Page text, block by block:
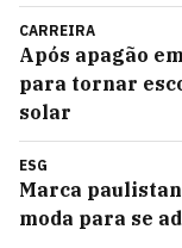
CARREIRA
Após apagão
para tornar
solar
ESG
Marca
moda para se